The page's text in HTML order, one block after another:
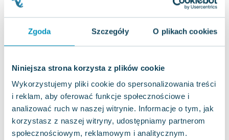
Zgoda Szczegóły O plikach cookies
Niniejsza strona korzysta z plików cookie
Wykorzystujemy pliki cookie do spersonalizowania treści
i reklam, aby oferować funkcje społecznościowe i
analizować ruch w naszej witrynie. Informacje o tym, jak
korzystasz z naszej witryny, udostępniamy partnerom
społecznościowym, reklamowym i analitycznym.
Joseph Murphy
Jan Sztaudynger
Aleksander Puszkin
Oscar Wilde
Maddie Ziegler
Leszek Czarnecki
Joanna Racewicz
Maria Seweryn
Janina Zającówna